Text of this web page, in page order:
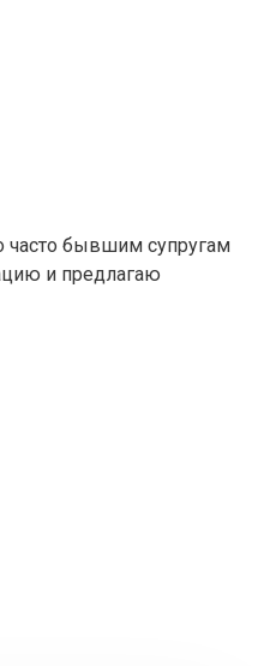
часто бывшим супругам
и предлагаю